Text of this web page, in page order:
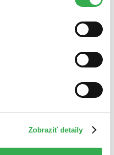
Zobraziť detaily